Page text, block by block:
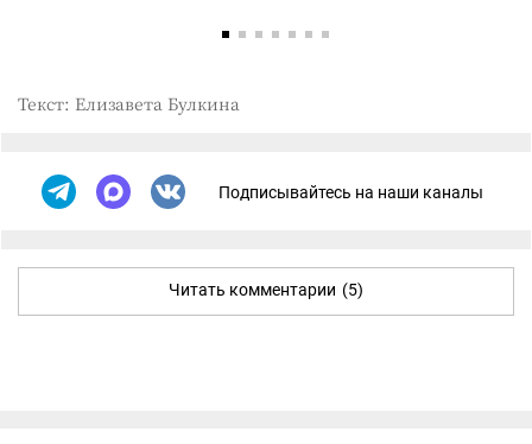
Текст: Елизавета Булкина
Подписывайтесь на наши каналы
Читать комментарии (5)